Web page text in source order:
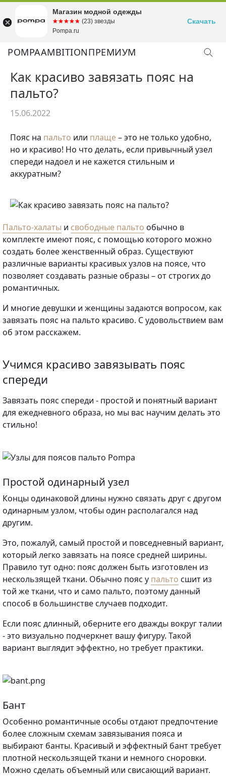
POMPAAMBITIONПРЕМИУМ
Пояс на пальто или плаще– это не только удобно,
но и красиво! Но что делать, если привычный узел
спереди надоел и не кажется стильным и
аккуратным?
Как красиво завязать пояс на
пальто?
15.06.2022
Пальто-халаты и свободные пальто обычно в
комплекте имеют пояс, с помощью которого можно
создать более женственный образ. Существуют
различные варианты красивых узлов на поясе, что
позволяет создавать разные образы – от строгих до
романтичных.
И многие девушки и женщины задаются вопросом, как
завязать пояс на пальто красиво. С удовольствием вам
об этом расскажем.
Учимся красиво завязывать пояс
спереди
Завязать пояс спереди - простой и понятный вариант
для ежедневного образа, но мы вас научим делать это
стильно!
Простой одинарный узел
Концы одинаковой длины нужно связать друг с другом
одинарным узлом, чтобы один располагался над
другим.
Это, пожалуй, самый простой и повседневный вариант,
который легко завязать на поясе средней ширины.
Правило тут одно: пояс должен быть изготовлен из
нескользящей ткани. Обычно пояс у пальто сшит из
той же ткани, что и само пальто, поэтому данный
способ в большинстве случаев подходит.
Если пояс длинный, оберните его дважды вокруг талии
- это визуально подчеркнет вашу фигуру. Такой
вариант выглядит эффектно, но требует практики.
Бант
Особенно романтичные особы отдают предпочтение
более сложным схемам завязывания пояса и
выбирают банты. Красивый и эффектный бант требует
плотной нескользящей ткани и немного сноровки.
Можно сделать объемный или свисающий вариант.
Магазин модной одежды
☆☆☆☆☆
★★★★★ (23) звезды
Pompa.ru
Скачать